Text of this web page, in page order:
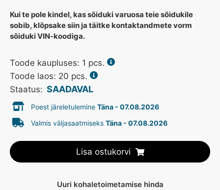
Kui te pole kindel, kas sõiduki varuosa teie sõidukile
sobib, klõpsake siin ja täitke kontaktandmete vorm
sõiduki VIN-koodiga.
Toode kaupluses: 1 pcs.
Toode laos: 20 pcs.
Staatus: SAADAVAL
Poest järeletulemine Täna - 07.08.2026
Valmis väljasaatmiseks Täna - 07.08.2026
Lisa ostukorvi
Uuri kohaletoimetamise hinda